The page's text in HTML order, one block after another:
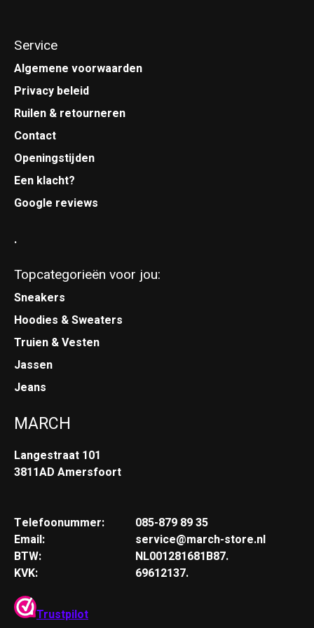
Service
Algemene voorwaarden
Privacy beleid
Ruilen & retourneren
Contact
Openingstijden
Een klacht?
Google reviews
.
Topcategorieën voor jou:
Sneakers
Hoodies & Sweaters
Truien & Vesten
Jassen
Jeans
MARCH
Langestraat 101
3811AD Amersfoort
Telefoonummer:
Email:
BTW:
KVK:
085-879 89 35
service@march-store.nl
NL001281681B87.
69612137.
Trustpilot